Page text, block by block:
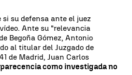
si su defensa ante el juez
Ante su "relevancia
Begoña Gómez, Antonio
al titular del Juzgado de
de Madrid, Juan Carlos
como investigada no